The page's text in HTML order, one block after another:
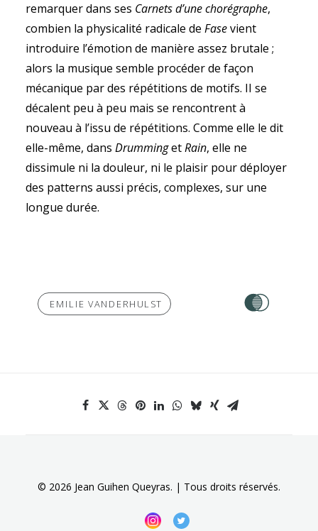
remarquer dans ses Carnets d’une chorégraphe,
combien la physicalité radicale de Fasevient
introduire l’émotion de manière assez brutale ;
alors la musique semble procéder de façon
mécanique par des répétitions de motifs. II se
décalent peu à peu mais se rencontrent à
nouveau à l’issu de répétitions. Comme elle le dit
elle-même, dans DrummingetRain, elle ne
dissimule ni la douleur, ni le plaisir pour déployer
des patterns aussi précis, complexes, sur une
longue durée.
EMILIE VANDERHULST
© 2026 Jean Guihen Queyras. | Tous droits réservés.